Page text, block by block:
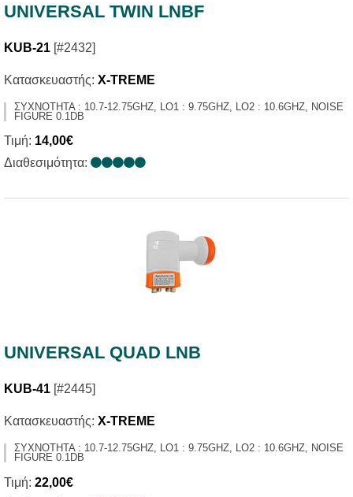
UNIVERSAL TWIN LNBF
KUB-21 [#2432]
Κατασκευαστής: X-TREME
ΣΥΧΝΟΤΗΤΑ : 10.7-12.75GHZ, LO1 : 9.75GHZ, LO2 : 10.6GHZ, NOISE
FIGURE 0.1DB
Τιμή: 14,00€
Διαθεσιμότητα:
UNIVERSAL QUAD LNB
KUB-41 [#2445]
Κατασκευαστής: X-TREME
ΣΥΧΝΟΤΗΤΑ : 10.7-12.75GHZ, LO1 : 9.75GHZ, LO2 : 10.6GHZ, NOISE
FIGURE 0.1DB
Τιμή: 22,00€